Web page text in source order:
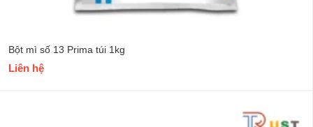
Bột mì số 13 Prima túi 1kg
Liên hệ